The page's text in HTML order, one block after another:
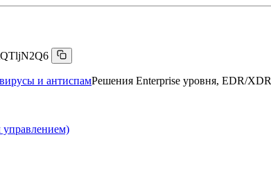
и антиспамРешения Enterprise уровня, EDR/XDR
управлением)